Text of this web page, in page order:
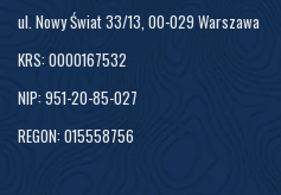
ul. Nowy Świat 33/13, 00-029 Warszawa
KRS: 0000167532
NIP: 951-20-85-027
REGON: 015558756